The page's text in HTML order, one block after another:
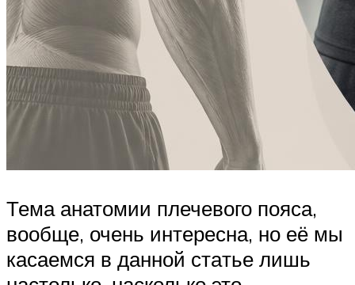
Тема анатомии плечевого пояса,
вообще, очень интересна, но её мы
касаемся в дан­ной ста­тье лишь